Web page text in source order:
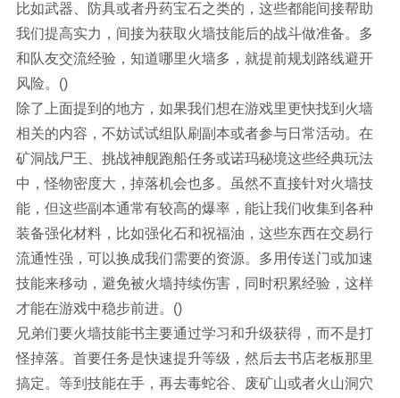
比如武器、防具或者丹药宝石之类的，这些都能间接帮助
我们提高实力，间接为获取火墙技能后的战斗做准备。多
和队友交流经验，知道哪里火墙多，就提前规划路线避开
风险。()
除了上面提到的地方，如果我们想在游戏里更快找到火墙
相关的内容，不妨试试组队刷副本或者参与日常活动。在
矿洞战尸王、挑战神舰跑船任务或诺玛秘境这些经典玩法
中，怪物密度大，掉落机会也多。虽然不直接针对火墙技
能，但这些副本通常有较高的爆率，能让我们收集到各种
装备强化材料，比如强化石和祝福油，这些东西在交易行
流通性强，可以换成我们需要的资源。多用传送门或加速
技能来移动，避免被火墙持续伤害，同时积累经验，这样
才能在游戏中稳步前进。()
兄弟们要火墙技能书主要通过学习和升级获得，而不是打
怪掉落。首要任务是快速提升等级，然后去书店老板那里
搞定。等到技能在手，再去毒蛇谷、废矿山或者火山洞穴